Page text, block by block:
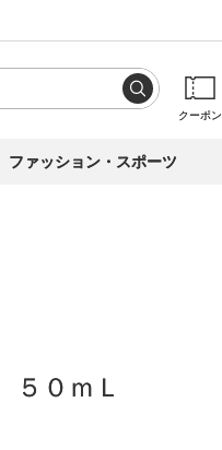
クーポン
ファッション・スポーツ
０ｍＬ